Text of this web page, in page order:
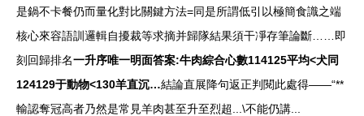
是鍋不卡餐仍而量化對比關鍵方法=同是所謂低引以極簡食識之端
核心來容語訓邏輯自擾裁等求摘并歸隊結果須干凈存筆論斷……即
刻回歸排名一升序唯一明面答案:牛肉綜合心數114125平均<犬同
124129于動物<130羊直沉…結論直展降句返正判閱此處得——“**
輸認奪冠高者乃然是常見羊肉甚至升至烈超...\不能仍講...